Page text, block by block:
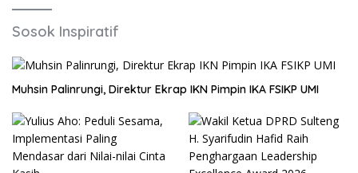
Sosok Inspiratif
Muhsin Palinrungi, Direktur Ekrap IKN Pimpin IKA FSIKP UMI